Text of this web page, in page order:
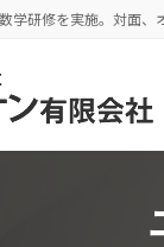
学研修を実施。対面、